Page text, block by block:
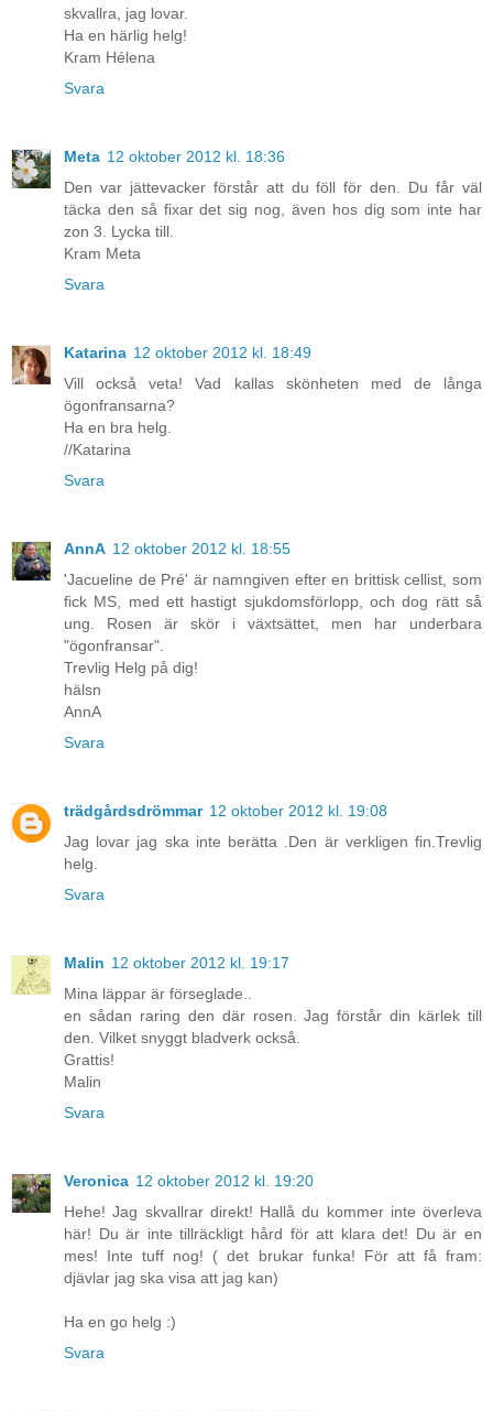
skvallra, jag lovar.
Ha en härlig helg!
Kram Hélena
Svara
Meta 12 oktober 2012 kl. 18:36
Den var jättevacker förstår att du föll för den. Du får väl
täcka den så fixar det sig nog, även hos dig som inte har
zon 3. Lycka till.
Kram Meta
Svara
Katarina 12 oktober 2012 kl. 18:49
Vill också veta! Vad kallas skönheten med de långa
ögonfransarna?
Ha en bra helg.
//Katarina
Svara
AnnA 12 oktober 2012 kl. 18:55
'Jacueline de Pré' är namngiven efter en brittisk cellist, som
fick MS, med ett hastigt sjukdomsförlopp, och dog rätt så
ung. Rosen är skör i växtsättet, men har underbara
"ögonfransar".
Trevlig Helg på dig!
hälsn
AnnA
Svara
trädgårdsdrömmar 12 oktober 2012 kl. 19:08
Jag lovar jag ska inte berätta .Den är verkligen fin.Trevlig
helg.
Svara
Malin 12 oktober 2012 kl. 19:17
Mina läppar är förseglade..
en sådan raring den där rosen. Jag förstår din kärlek till
den. Vilket snyggt bladverk också.
Grattis!
Malin
Svara
Veronica 12 oktober 2012 kl. 19:20
Hehe! Jag skvallrar direkt! Hallå du kommer inte överleva
här! Du är inte tillräckligt hård för att klara det! Du är en
mes! Inte tuff nog! ( det brukar funka! För att få fram:
djävlar jag ska visa att jag kan)
Ha en go helg :)
Svara